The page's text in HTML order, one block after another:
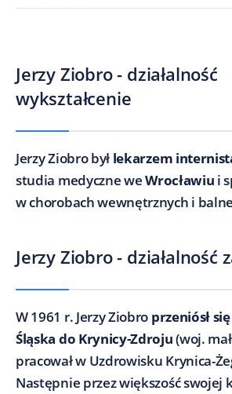
Jerzy Ziobro - działalność
wykształcenie
Jerzy Ziobro był lekarzem
studia medyczne weWrocławiu i
w chorobach wewnętrznych i
Jerzy Ziobro - działalność
W 1961 r. Jerzy Ziobro przeniósł
Śląska do Krynicy-Zdroju(woj.
pracował w Uzdrowisku Krynica-
Następnie przez większość swojej